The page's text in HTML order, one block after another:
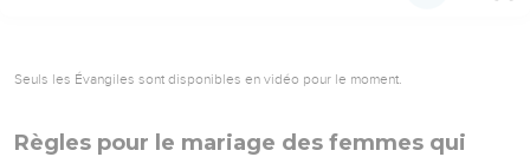
Seuls les Évangiles sont disponibles en vidéo pour le moment.
Règles pour le mariage des femmes qui